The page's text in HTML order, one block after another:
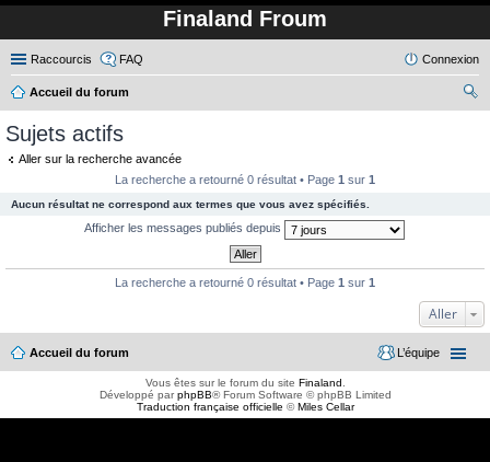
Finaland Froum
Raccourcis FAQ Connexion
Accueil du forum
Sujets actifs
Aller sur la recherche avancée
La recherche a retourné 0 résultat • Page 1 sur 1
Aucun résultat ne correspond aux termes que vous avez spécifiés.
Afficher les messages publiés depuis
La recherche a retourné 0 résultat • Page 1 sur 1
Aller
Accueil du forum L’équipe
Vous êtes sur le forum du site Finaland
Développé parphpBB® Forum Software © phpBB Limited
Traduction française officielle ©Miles Cellar